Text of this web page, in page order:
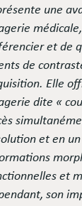
une
et de
de
Elle
dite «
et en
et
son